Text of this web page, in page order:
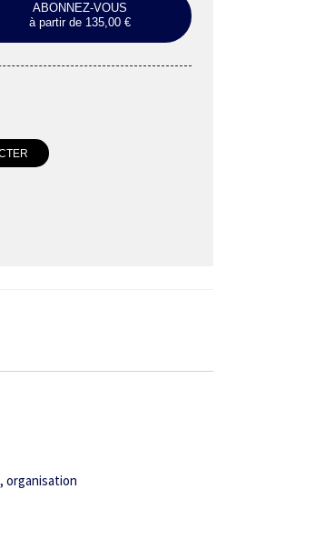
ABONNEZ-VOUS
à partir de 135,00 €
organisation